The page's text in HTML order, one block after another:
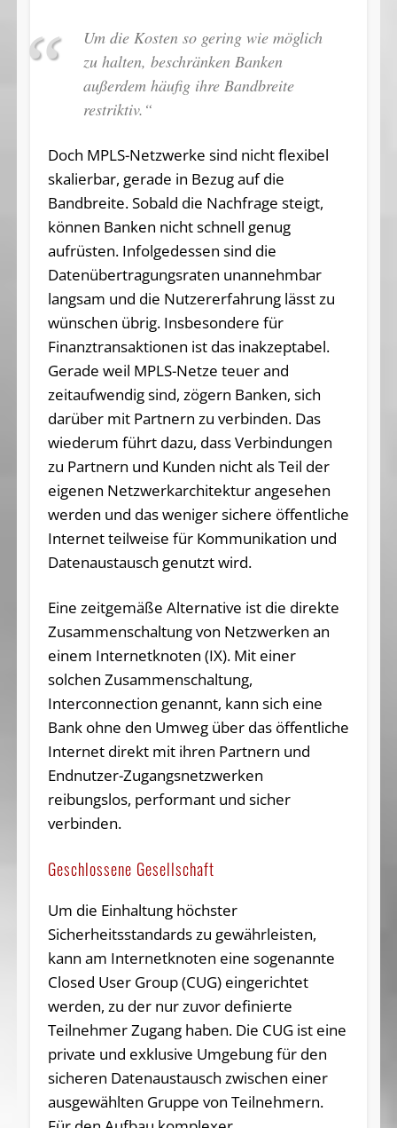
Um die Kosten so gering wie möglich
zu halten, beschränken Banken
außerdem häufig ihre Bandbreite
restriktiv.“
Doch MPLS-Netzwerke sind nicht flexibel
skalierbar, gerade in Bezug auf die
Bandbreite. Sobald die Nachfrage steigt,
können Banken nicht schnell genug
aufrüsten. Infolgedessen sind die
Datenübertragungsraten unannehmbar
langsam und die Nutzererfahrung lässt zu
wünschen übrig. Insbesondere für
Finanztransaktionen ist das inakzeptabel.
Gerade weil MPLS-Netze teuer and
zeitaufwendig sind, zögern Banken, sich
darüber mit Partnern zu verbinden. Das
wiederum führt dazu, dass Verbindungen
zu Partnern und Kunden nicht als Teil der
eigenen Netzwerkarchitektur angesehen
werden und das weniger sichere öffentliche
Internet teilweise für Kommunikation und
Datenaustausch genutzt wird.
Eine zeitgemäße Alternative ist die direkte
Zusammenschaltung von Netzwerken an
einem Internetknoten (IX). Mit einer
solchen Zusammenschaltung,
Interconnection genannt, kann sich eine
Bank ohne den Umweg über das öffentliche
Internet direkt mit ihren Partnern und
Endnutzer-Zugangsnetzwerken
reibungslos, performant und sicher
verbinden.
Geschlossene Gesellschaft
Um die Einhaltung höchster
Sicherheitsstandards zu gewährleisten,
kann am Internetknoten eine sogenannte
Closed User Group (CUG) eingerichtet
werden, zu der nur zuvor definierte
Teilnehmer Zugang haben. Die CUG ist eine
private und exklusive Umgebung für den
sicheren Datenaustausch zwischen einer
ausgewählten Gruppe von Teilnehmern.